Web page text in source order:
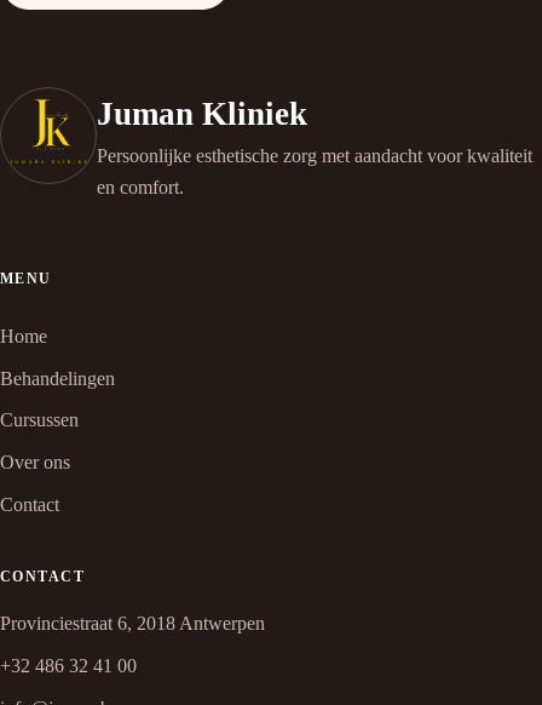
Juman Kliniek
Persoonlijke esthetische zorg met aandacht voor kwaliteit
en comfort.
MENU
Home
Behandelingen
Cursussen
Over ons
Contact
CONTACT
Provinciestraat 6, 2018 Antwerpen
+32 486 32 41 00